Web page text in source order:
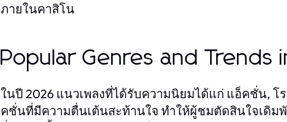
ภายในคาสิโน
Popular Genres and Trends
ในปี 2026 แนวเพลงที่ได้รับความนิยมได้แก่ แอ็คชั่น,
คชั่นที่มีความตื่นเต้นสะท้านใจ ทำให้ผู้ชมตัดสินใจเดิม